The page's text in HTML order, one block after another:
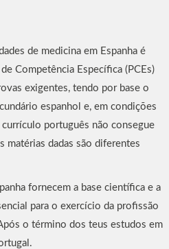
de medicina em Espanha é
Competência Específica (PCEs)
exigentes, tendo por base o
espanhol e, em condições
português não consegue
matérias dadas são diferentes
fornecem a base científica e a
para o exercício da profissão
o término dos teus estudos em